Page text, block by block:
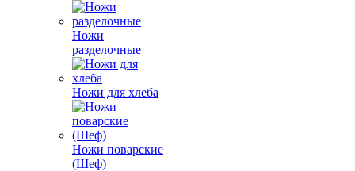
Ножи
разделочные
Ножи для хлеба
Ножи поварские
(Шеф)